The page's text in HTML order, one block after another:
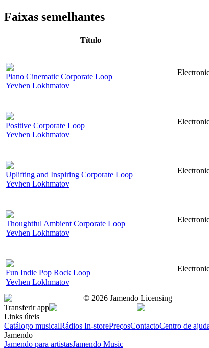
Faixas semelhantes
Título
Piano Cinematic Corporate Loop
Yevhen Lokhmatov
Positive Corporate Loop
Yevhen Lokhmatov
Uplifting and Inspiring Corporate Loop
Yevhen Lokhmatov
Thoughtful Ambient Corporate Loop
Yevhen Lokhmatov
Fun Indie Pop Rock Loop
Yevhen Lokhmatov
© 2026 Jamendo Licensing
Transferir app
Links úteis
Catálogo musicalRádios In-storePreçosContactoCentro de
Jamendo
Jamendo para artistasJamendo Music